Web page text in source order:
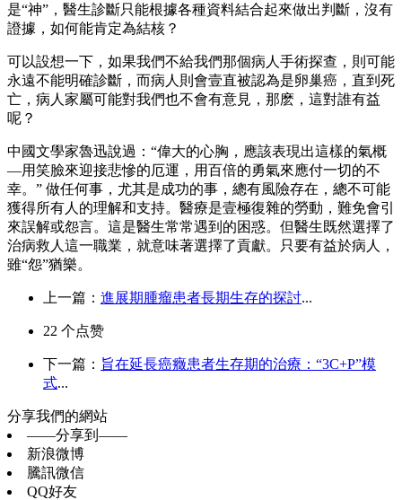
是“神”，醫生診斷只能根據各種資料結合起來做出判斷，沒有
證據，如何能肯定為結核？
可以設想一下，如果我們不給我們那個病人手術探查，則可能
永遠不能明確診斷，而病人則會壹直被認為是卵巢癌，直到死
亡，病人家屬可能對我們也不會有意見，那麽，這對誰有益
呢？
中國文學家魯迅說過：“偉大的心胸，應該表現出這樣的氣概
―用笑臉來迎接悲慘的厄運，用百倍的勇氣來應付一切的不
幸。” 做任何事，尤其是成功的事，總有風險存在，總不可能
獲得所有人的理解和支持。醫療是壹極復雜的勞動，難免會引
來誤解或怨言。這是醫生常常遇到的困惑。但醫生既然選擇了
治病救人這一職業，就意味著選擇了貢獻。只要有益於病人，
雖“怨”猶樂。
上一篇： 進展期腫瘤患者長期生存的探討...
22 个点赞
下一篇： 旨在延長癌癥患者生存期的治療：“3C+P”模
式...
分享我們的網站
——分享到——
新浪微博
騰訊微信
QQ好友